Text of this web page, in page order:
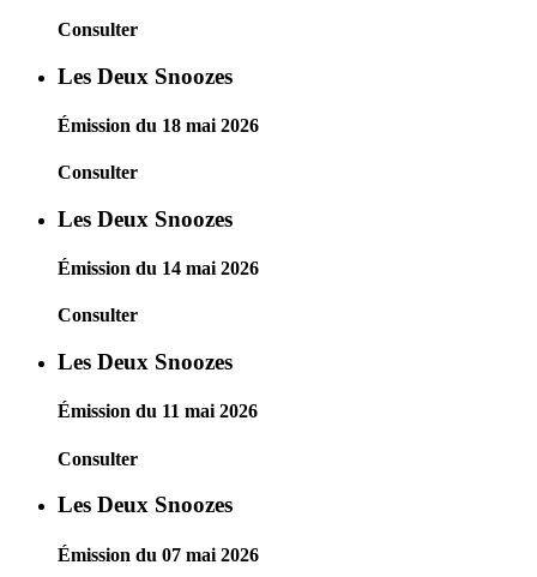
Consulter
Les Deux Snoozes
Émission du 18 mai 2026
Consulter
Les Deux Snoozes
Émission du 14 mai 2026
Consulter
Les Deux Snoozes
Émission du 11 mai 2026
Consulter
Les Deux Snoozes
Émission du 07 mai 2026